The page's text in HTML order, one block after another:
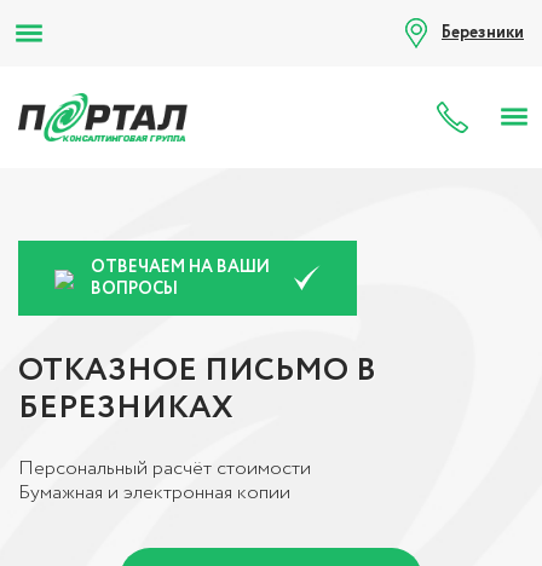
Березники
8
ОТВЕЧАЕМ НА ВАШИ
ВОПРОСЫ
ОТКАЗНОЕ ПИСЬМО В
БЕРЕЗНИКАХ
Персональный расчёт стоимости
Бумажная и электронная копии